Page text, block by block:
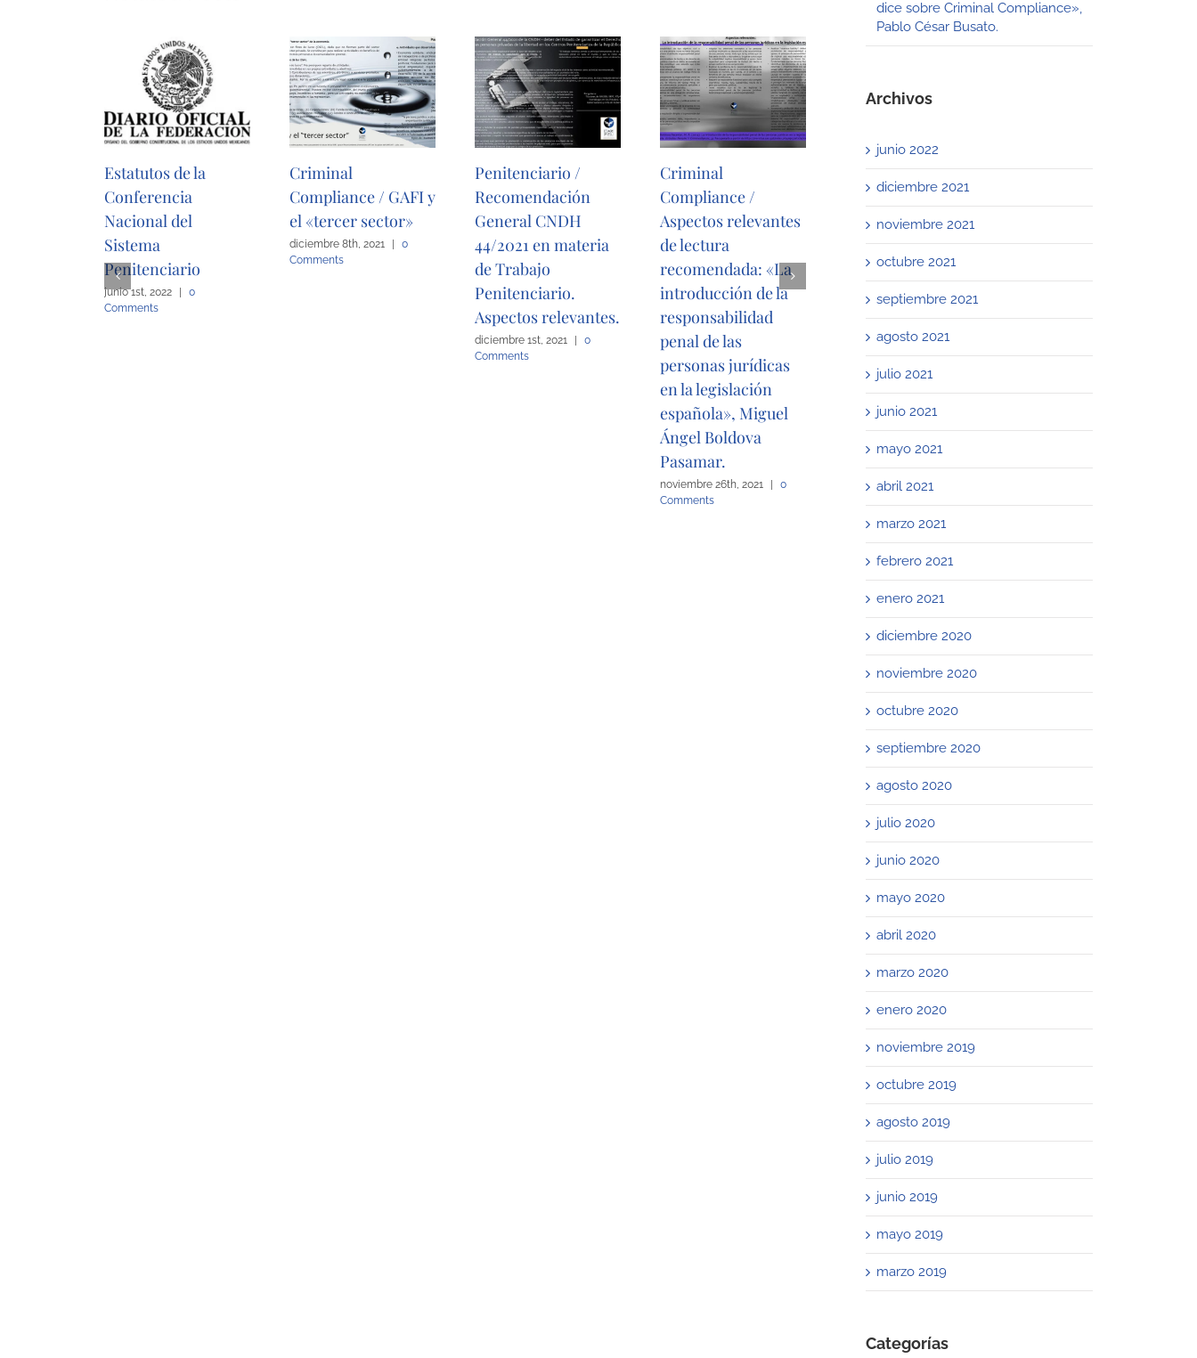
Estatutos de la
Conferencia
Nacional del
Sistema
Penitenciario
junio 1st, 2022
0
Comments
Criminal
Compliance / GAFI y
el «tercer sector»
diciembre 8th, 2021
0
Comments
Penitenciario /
Recomendación
General CNDH
44/2021 en materia
de Trabajo
Penitenciario.
Aspectos relevantes.
diciembre 1st, 2021
0
Comments
Criminal
Compliance /
Aspectos relevantes
de lectura
recomendada: «La
introducción de la
responsabilidad
penal de las
personas jurídicas
en la legislación
española», Miguel
Ángel Boldova
Pasamar.
noviembre 26th, 2021
0
Comments
Criminal
Compliance /
Aspectos relevantes
de lectura
recomendada: «Lo
que no se dice sobre
Criminal
Compliance», Pablo
César Busato.
Comments
dice sobre Criminal Compliance»,
Pablo César Busato.
Archivos
junio 2022
diciembre 2021
noviembre 2021
octubre 2021
septiembre 2021
agosto 2021
julio 2021
junio 2021
mayo 2021
abril 2021
marzo 2021
febrero 2021
enero 2021
diciembre 2020
noviembre 2020
octubre 2020
septiembre 2020
agosto 2020
julio 2020
junio 2020
mayo 2020
abril 2020
marzo 2020
enero 2020
noviembre 2019
octubre 2019
agosto 2019
julio 2019
junio 2019
mayo 2019
marzo 2019
Categorías